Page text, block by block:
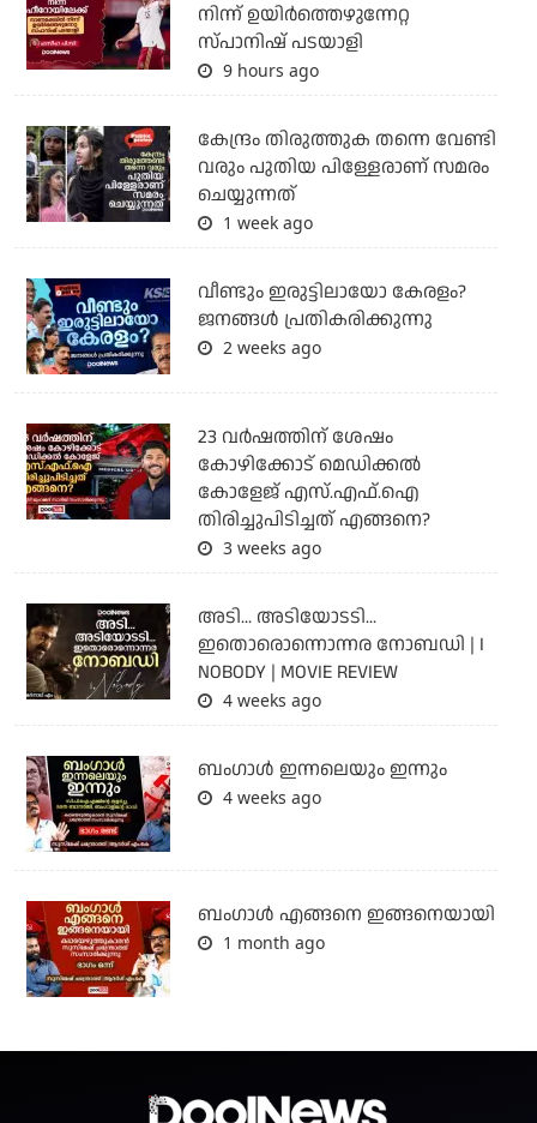
നിന്ന് ഉയിർത്തെഴുന്നേറ്റ
സ്പാനിഷ് പടയാളി
9 hours ago
കേന്ദ്രം തിരുത്തുക തന്നെ വേണ്ടി
വരും പുതിയ പിള്ളേരാണ് സമരം
ചെയ്യുന്നത്
1 week ago
വീണ്ടും ഇരുട്ടിലായോ കേരളം?
ജനങ്ങൾ പ്രതികരിക്കുന്നു
2 weeks ago
23 വർഷത്തിന് ശേഷം
കോഴിക്കോട് മെഡിക്കൽ
കോളേജ് എസ്.എഫ്.ഐ
തിരിച്ചുപിടിച്ചത് എങ്ങനെ?
3 weeks ago
അടി... അടിയോടടി...
ഇതൊരൊന്നൊന്നര നോബഡി | I
NOBODY | MOVIE REVIEW
4 weeks ago
ബംഗാള്‍ ഇന്നലെയും ഇന്നും
4 weeks ago
ബം​ഗാൾ എങ്ങനെ ഇങ്ങനെയായി
1 month ago